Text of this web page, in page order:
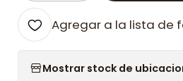
Agregar a la lista de
Mostrar stock de